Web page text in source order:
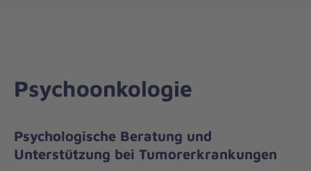
Psychoonkologie
Psychologische Beratung und
Unterstützung bei Tumorerkrankungen